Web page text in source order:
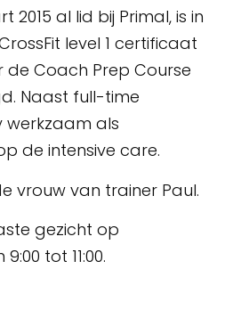
2015 al lid bij Primal, is in
level 1 certificaat
Coach Prep Course
Naast full-time
werkzaam als
de intensive care.
vrouw van trainer Paul.
gezicht op
tot 11:00.